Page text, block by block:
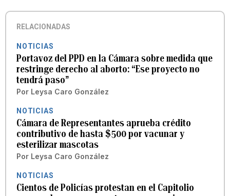
RELACIONADAS
NOTICIAS
Portavoz del PPD en la Cámara sobre medida que
restringe derecho al aborto: “Ese proyecto no
tendrá paso”
Por Leysa Caro González
NOTICIAS
Cámara de Representantes aprueba crédito
contributivo de hasta $500 por vacunar y
esterilizar mascotas
Por Leysa Caro González
NOTICIAS
Cientos de Policías protestan en el Capitolio